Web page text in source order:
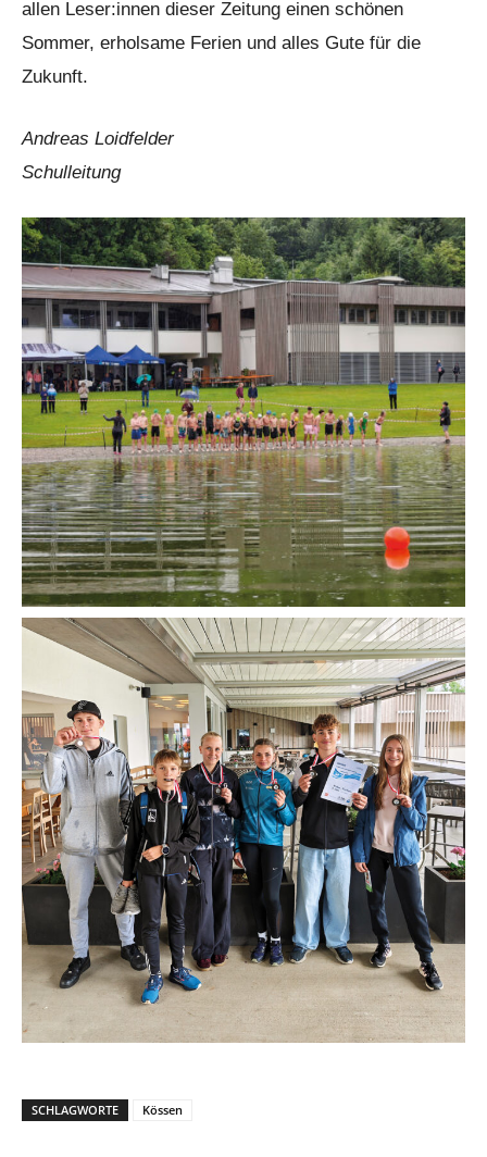
allen Leser:innen dieser Zeitung einen schönen
Sommer, erholsame Ferien und alles Gute für die
Zukunft.
Andreas Loidfelder
Schulleitung
SCHLAGWORTE Kössen